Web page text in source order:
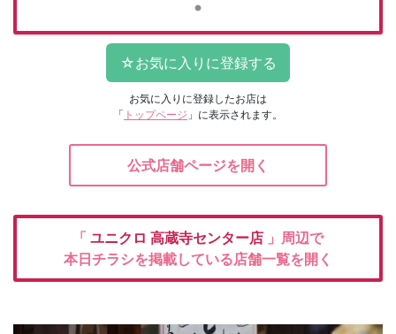
お気に入りに登録したお店は
「 トップページ 」に表示されます。
公式店舗ページを開く
「 ユニクロ 高蔵寺センター店 」周辺で
本日チラシを掲載している店舗一覧を開く